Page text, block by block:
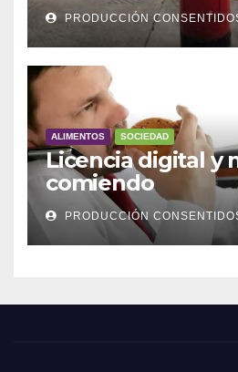
PRODUCCIÓN
ALIMENTOS SOCIEDAD
Licencia digital y
comiendo
PRODUCCIÓN